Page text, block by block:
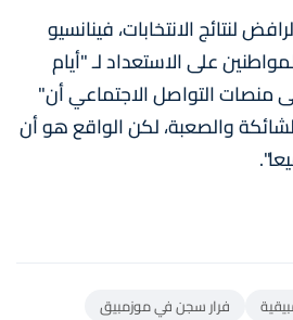
لنتائج الانتخابات، فينانسيو
على الاستعداد لـ "أيام
منصات التواصل الاجتماعي أن"
والصعبة، لكن الواقع هو أن
فرار سجن في موزمبيق